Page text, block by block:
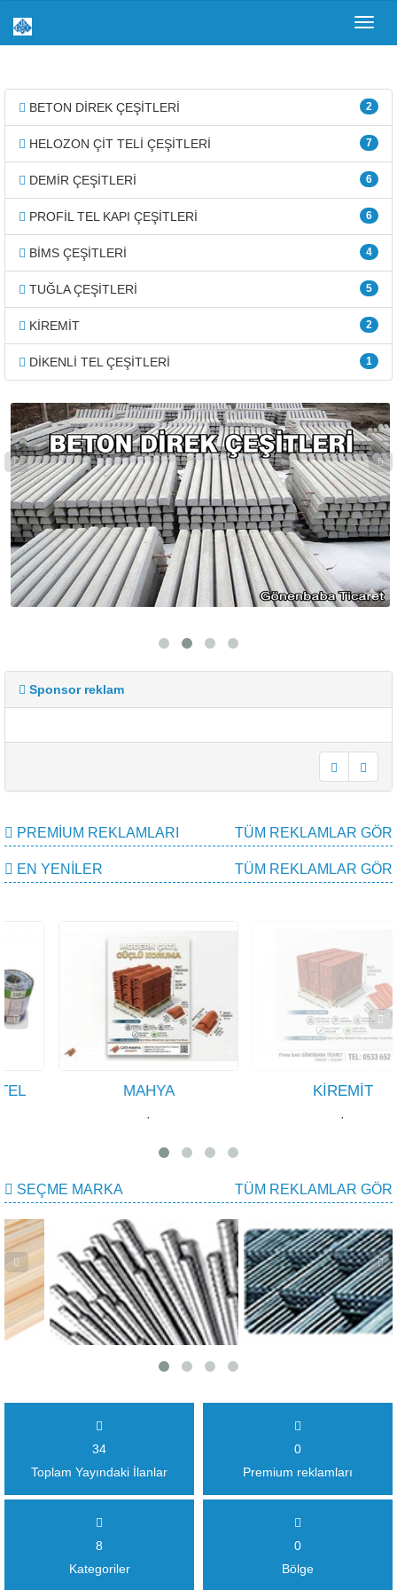
2
BETON DİREK ÇEŞİTLERİ
7
HELOZON ÇİT TELİ ÇEŞİTLERİ
6
DEMİR ÇEŞİTLERİ
6
PROFİL TEL KAPI ÇEŞİTLERİ
4
BİMS ÇEŞİTLERİ
5
TUĞLA ÇEŞİTLERİ
2
KİREMİT
1
DİKENLİ TEL ÇEŞİTLERİ
Sponsor reklam
PREMIUM REKLAMLARI TÜM REKLAMLAR GÖR
EN YENILER TÜM REKLAMLAR GÖR
MAHYA KİREMİT
SEÇME MARKA TÜM REKLAMLAR GÖR
34
Toplam Yayındaki İlanlar
0
Premium reklamları
8
Kategoriler
0
Bölge